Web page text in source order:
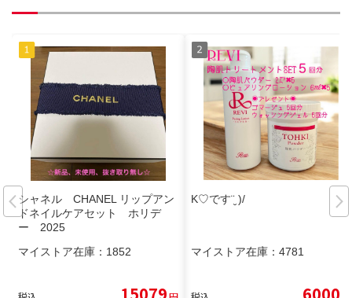
シャネル CHANEL リップアン
ドネイルケアセット ホリデ
ー 2025
マイストア在庫： 1852
K♡です¨̮ )/
マイストア在庫： 4781